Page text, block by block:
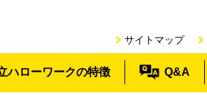
サイトマップ
ハローワークの特徴 Q&A